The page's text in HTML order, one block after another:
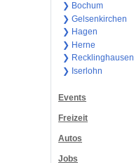
❯ Bochum
❯ Gelsenkirchen
❯ Hagen
❯ Herne
❯ Recklinghausen
❯ Iserlohn
Events
Freizeit
Autos
Jobs